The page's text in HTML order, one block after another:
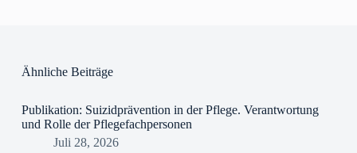
Ähnliche Beiträge
Publikation: Suizidprävention in der Pflege. Verantwortung
und Rolle der Pflegefachpersonen
Juli 28, 2026